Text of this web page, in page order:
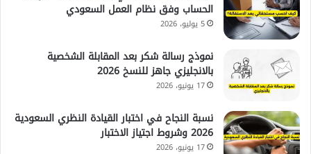
الحساب وفق نظام العمل السعودي
5 يوليو، 2026
نموذج رسالة شكر بعد المقابلة الشخصية
بالانجليزي جاهز للنسخ 2026
17 يونيو، 2026
نسبة النجاح في اختبار القيادة النظري السعودية
2026 وشروط اجتياز الاختبار
17 يونيو، 2026